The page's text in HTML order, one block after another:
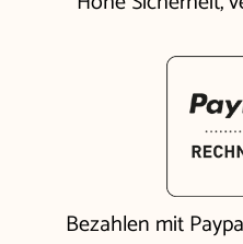
Bezahlen mit